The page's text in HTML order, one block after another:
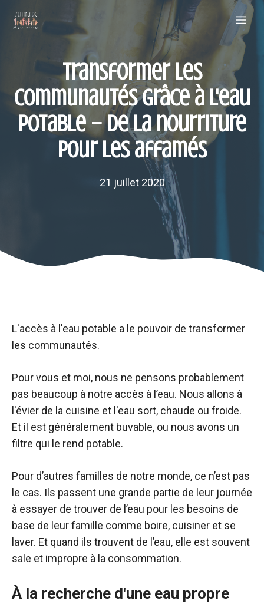
Transformer les
communautés grâce à l'eau
potable – De la nourriture
pour les affamés
21 juillet 2020
L'accès à l'eau potable a le pouvoir de transformer
les communautés.
Pour vous et moi, nous ne pensons probablement
pas beaucoup à notre accès à l’eau. Nous allons à
l'évier de la cuisine et l'eau sort, chaude ou froide.
Et il est généralement buvable, ou nous avons un
filtre qui le rend potable.
Pour d’autres familles de notre monde, ce n’est pas
le cas. Ils passent une grande partie de leur journée
à essayer de trouver de l’eau pour les besoins de
base de leur famille comme boire, cuisiner et se
laver. Et quand ils trouvent de l’eau, elle est souvent
sale et impropre à la consommation.
À la recherche d'une eau propre